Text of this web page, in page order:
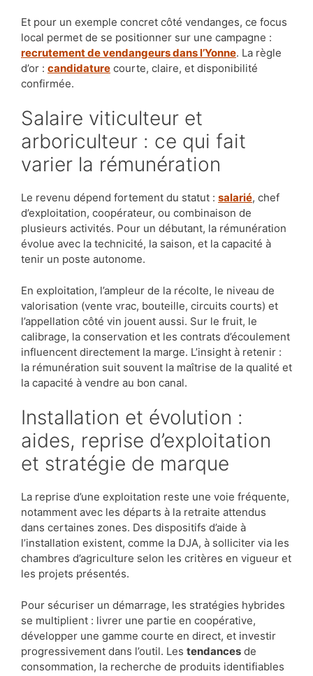
Et pour un exemple concret côté vendanges, ce focus
local permet de se positionner sur une campagne :
recrutement de vendangeurs dans l’Yonne. La règle
d’or : candidature courte, claire, et disponibilité
confirmée.
Salaire viticulteur et
arboriculteur : ce qui fait
varier la rémunération
Le revenu dépend fortement du statut : salarié, chef
d’exploitation, coopérateur, ou combinaison de
plusieurs activités. Pour un débutant, la rémunération
évolue avec la technicité, la saison, et la capacité à
tenir un poste autonome.
En exploitation, l’ampleur de la récolte, le niveau de
valorisation (vente vrac, bouteille, circuits courts) et
l’appellation côté vin jouent aussi. Sur le fruit, le
calibrage, la conservation et les contrats d’écoulement
influencent directement la marge. L’insight à retenir :
la rémunération suit souvent la maîtrise de la qualité et
la capacité à vendre au bon canal.
Installation et évolution :
aides, reprise d’exploitation
et stratégie de marque
La reprise d’une exploitation reste une voie fréquente,
notamment avec les départs à la retraite attendus
dans certaines zones. Des dispositifs d’aide à
l’installation existent, comme la DJA, à solliciter via les
chambres d’agriculture selon les critères en vigueur et
les projets présentés.
Pour sécuriser un démarrage, les stratégies hybrides
se multiplient : livrer une partie en coopérative,
développer une gamme courte en direct, et investir
progressivement dans l’outil. Les tendances de
consommation, la recherche de produits identifiables